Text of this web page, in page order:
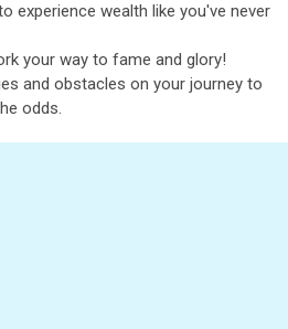
experience wealth like you've never
your way to fame and glory!
and obstacles on your journey to
odds.